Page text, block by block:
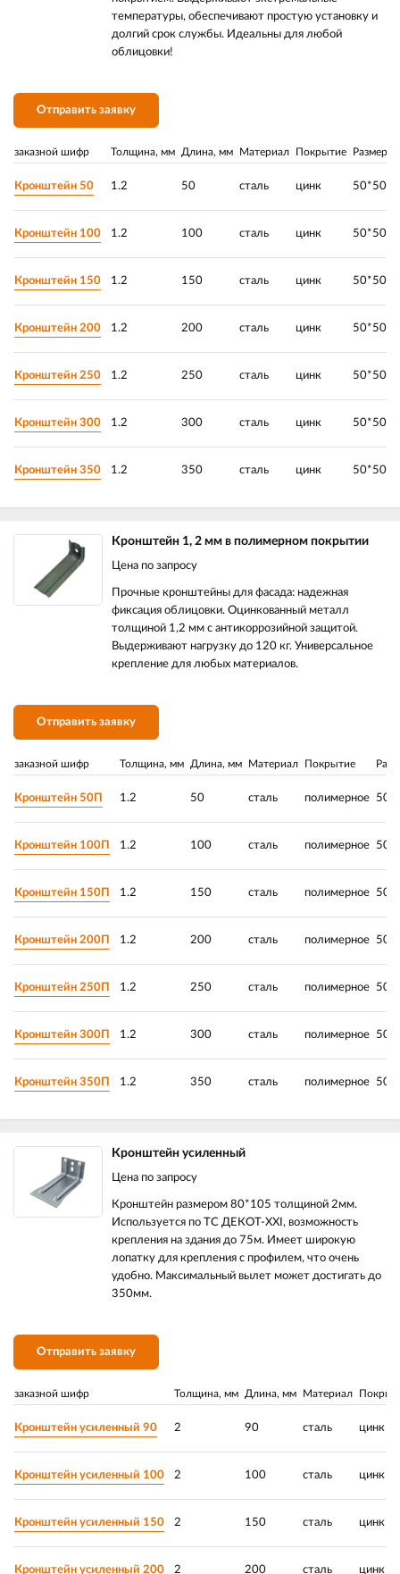
температуры, обеспечивают простую установку и
долгий срок службы. Идеальны для любой
облицовки!
Отправить заявку
заказной шифр Толщина, мм Длина, мм Материал Покрытие Размер,
Кронштейн 50 1.2 50 сталь цинк
Кронштейн 100 1.2 100 сталь цинк
Кронштейн 150 1.2 150 сталь цинк
Кронштейн 200 1.2 200 сталь цинк
Кронштейн 250 1.2 250 сталь цинк
Кронштейн 300 1.2 300 сталь цинк
Кронштейн 350 1.2 350 сталь цинк
Кронштейн 1, 2 мм в полимерном покрытии
Цена по запросу
Прочные кронштейны для фасада: надежная
фиксация облицовки. Оцинкованный металл
толщиной 1,2 мм с антикоррозийной защитой.
Выдерживают нагрузку до 120 кг. Универсальное
крепление для любых материалов.
Отправить заявку
заказной шифр Толщина, мм Длина, мм Материал Покрытие
Кронштейн 50П 1.2 50 сталь полимерное
Кронштейн 100П 1.2 100 сталь полимерное
Кронштейн 150П 1.2 150 сталь полимерное
Кронштейн 200П 1.2 200 сталь полимерное
Кронштейн 250П 1.2 250 сталь полимерное
Кронштейн 300П 1.2 300 сталь полимерное
Кронштейн 350П 1.2 350 сталь полимерное
Кронштейн усиленный
Цена по запросу
Кронштейн размером 80*105 толщиной 2мм.
Используется по ТС ДЕКОТ-XXI, возможность
крепления на здания до 75м. Имеет широкую
лопатку для крепления с профилем, что очень
удобно. Максимальный вылет может достигать до
350мм.
Отправить заявку
заказной шифр Толщина, мм Длина, мм Материал
Кронштейн усиленный 90 2 90 сталь цинк
Кронштейн усиленный 100 2 100 сталь цинк
Кронштейн усиленный 150 2 150 сталь цинк
Кронштейн усиленный 200 2 200 сталь цинк